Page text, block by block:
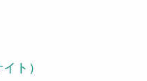
ト）